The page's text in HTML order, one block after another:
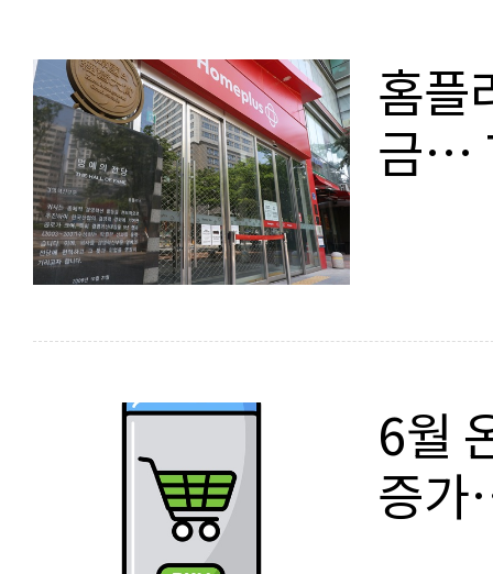
홈플
금…
6월
증가